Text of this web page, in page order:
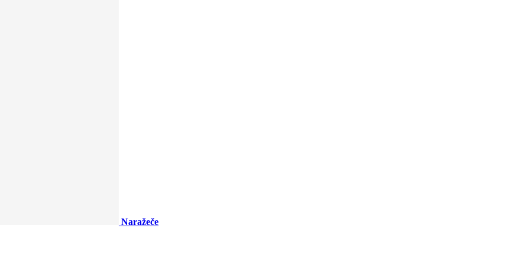
Naražeče